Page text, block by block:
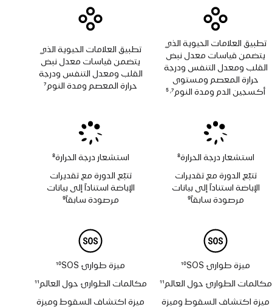
تطبيق العلامات الحيوية الذي
يتضمن قياسات معدل نبض
القلب ومعدل التنفس ودرجة
حرارة المعصم ومستوى
أكسجين الدم ومدة النوم7
5
استشعار درجة الحرارة8
تتبّع الدورة مع تقديرات
الإباضة استناداً إلى بيانات
مرصودة سابقاً9
ميزة طوارئ SOS‏
10
مكالمات الطوارئ حول العالم11
ميزة اكتشاف السقوط وميزة
تطبيق العلامات الحيوية الذي
يتضمن قياسات معدل نبض
القلب ومعدل التنفس ودرجة
حرارة المعصم ومدة النوم7
استشعار درجة الحرارة8
تتبّع الدورة مع تقديرات
الإباضة استناداً إلى بيانات
مرصودة سابقاً9
ميزة طوارئ SOS‏
10
مكالمات الطوارئ حول العالم11
ميزة اكتشاف السقوط وميزة